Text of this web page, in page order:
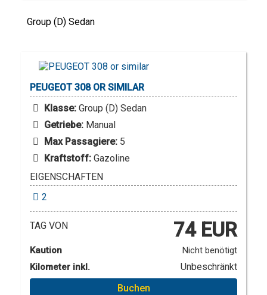
Group (D) Sedan
PEUGEOT 308 OR SIMILAR
Klasse: Group (D) Sedan
Getriebe: Manual
Max Passagiere: 5
Kraftstoff: Gazoline
EIGENSCHAFTEN
2
TAG VON 74 EUR
Kaution
Nicht benötigt
Kilometer inkl.
Unbeschränkt
Buchen